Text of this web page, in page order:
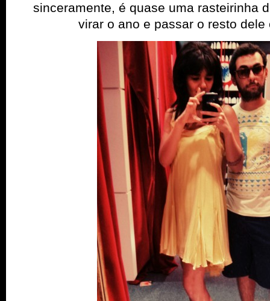
sinceramente, é quase uma rasteirinha
virar o ano e passar o resto